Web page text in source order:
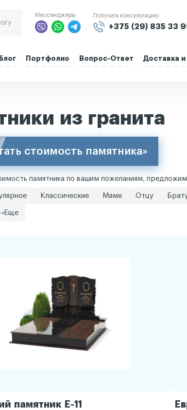
Мессенджеры Получить консультацию
+375 (29) 835 33
Блог Портфолио Вопрос-Ответ Доставка и
из гранита
стоимость памятника»
памятника по вашим пожеланиям,
Классические Маме Отцу
Еще
памятник Е-11